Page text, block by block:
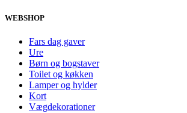
WEBSHOP
Fars dag gaver
Ure
Børn og bogstaver
Toilet og køkken
Lamper og hylder
Kort
Vægdekorationer